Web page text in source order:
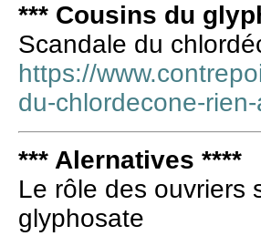
*** Cousins du
Scandale du
https://
du-chlordecone-
*** Alernatives ****
Le rôle des ouvriers
glyphosate